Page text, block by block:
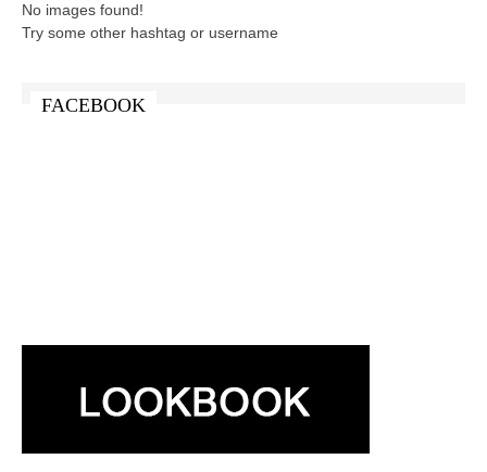
No images found!
Try some other hashtag or username
FACEBOOK